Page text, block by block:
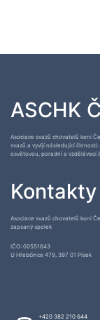
ASCHK
Asociace svazů chovatelů koní
svazů a vyvíjí následující
osvětovou, poradní a vzdělávací
Kontakty
Asociace svazů chovatelů koní
zapsaný spolek
IČO: 00551643
U Hřebčince 479, 397 01 Písek
+420 382 210 644